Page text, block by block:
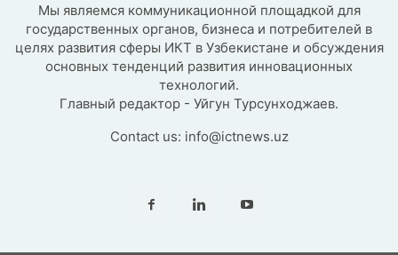
Мы являемся коммуникационной площадкой для
государственных органов, бизнеса и потребителей в
целях развития сферы ИКТ в Узбекистане и обсуждения
основных тенденций развития инновационных
технологий.
Главный редактор - Уйгун Турсунходжаев.
Contact us: info@ictnews.uz